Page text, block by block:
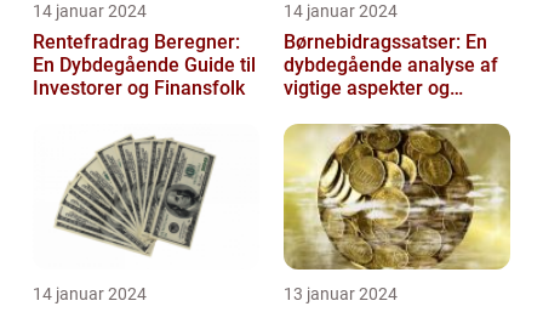
14 januar 2024
Rentefradrag Beregner:
En Dybdegående Guide til
Investorer og Finansfolk
14 januar 2024
Børnebidragssatser: En
dybdegående analyse af
vigtige aspekter og
14 januar 2024 13 januar 2024